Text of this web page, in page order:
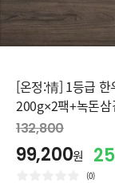
[온정:情] 1등급
200g×2팩+녹돈
132,800
99,200원
(0)